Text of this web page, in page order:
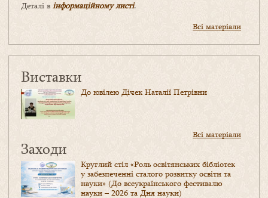
Деталі в інформаційному листі.
Всі матеріали
Виставки
До ювілею Дічек Наталії Петрівни
Всі матеріали
Заходи
Круглий стіл «Роль освітянських бібліотек
у забезпеченні сталого розвитку освіти та
науки» (До всеукраїнського фестивалю
науки – 2026 та Дня науки)